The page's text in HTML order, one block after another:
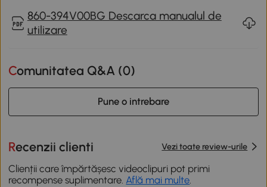
860-394V00BG Descarca manualul de
utilizare
Comunitatea Q&A (0)
Pune o intrebare
Recenzii clienti Vezi toate review-urile
Clienții care împărtășesc videoclipuri pot primi
recompense suplimentare. Află mai multe.